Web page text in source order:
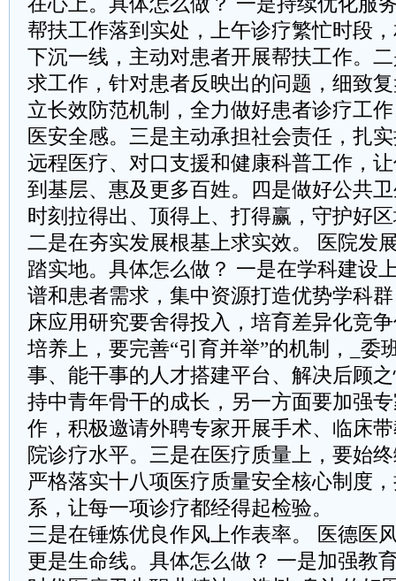
帮扶工作落到实处，上午诊疗繁忙时段
下沉一线，主动对患者开展帮扶工作。
求工作，针对患者反映出的问题，细致
立长效防范机制，全力做好患者诊疗工
医安全感。三是主动承担社会责任，扎
远程医疗、对口支援和健康科普工作，
到基层、惠及更多百姓。四是做好公共
时刻拉得出、顶得上、打得赢，守护好
二是在夯实发展根基上求实效。 医院发
踏实地。具体怎么做？ 一是在学科建设
谱和患者需求，集中资源打造优势学科
床应用研究要舍得投入，培育差异化竞
培养上，要完善“引育并举”的机制，_委
事、能干事的人才搭建平台、解决后顾
持中青年骨干的成长，另一方面要加强
作，积极邀请外聘专家开展手术、临床
院诊疗水平。三是在医疗质量上，要始
严格落实十八项医疗质量安全核心制度
系，让每一项诊疗都经得起检验。
三是在锤炼优良作风上作表率。 医德医
更是生命线。具体怎么做？ 一是加强教